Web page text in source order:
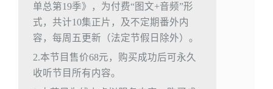
单总第19季》，为付费“图文+音频”形
式，共计10集正片，及不定期番外内
容，每周五更新（法定节假日除外）。
2.本节目售价68元，购买成功后可永久
收听节目所有内容。